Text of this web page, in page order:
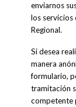
enviarnos
los servicios
Regional.
Si desea
manera
formulario,
tramitación
competente